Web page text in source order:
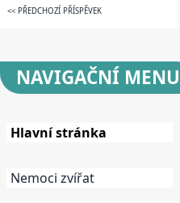
<< PŘEDCHOZÍ PŘÍSPĚVEK
NAVIGAČNÍ MENU
Hlavní stránka
Nemoci zvířat